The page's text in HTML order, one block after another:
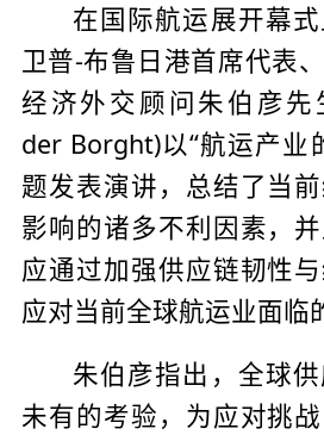
在国际航运展开幕
卫普-布鲁日港首席代表
经济外交顾问朱伯彦先
der Borght)以“航运产业
题发表演讲，总结了当
影响的诸多不利因素，
应通过加强供应链韧性
应对当前全球航运业面临
朱伯彦指出，全球
未有的考验，为应对挑